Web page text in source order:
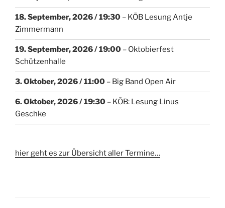
18. September, 2026/ 19:30 – KÖB Lesung Antje
Zimmermann
19. September, 2026/ 19:00 – Oktobierfest
Schützenhalle
3. Oktober, 2026/ 11:00 – Big Band Open Air
6. Oktober, 2026/ 19:30 – KÖB: Lesung Linus
Geschke
hier geht es zur Übersicht aller Termine…